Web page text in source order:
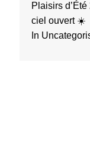
Plaisirs
ciel ouvert ☀️
In